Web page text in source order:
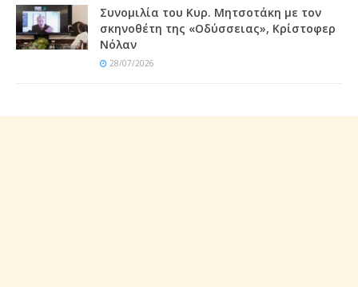
Συνομιλία του Κυρ. Μητσοτάκη με τον
σκηνοθέτη της «Οδύσσειας», Κρίστοφερ
Νόλαν
28/07/2026